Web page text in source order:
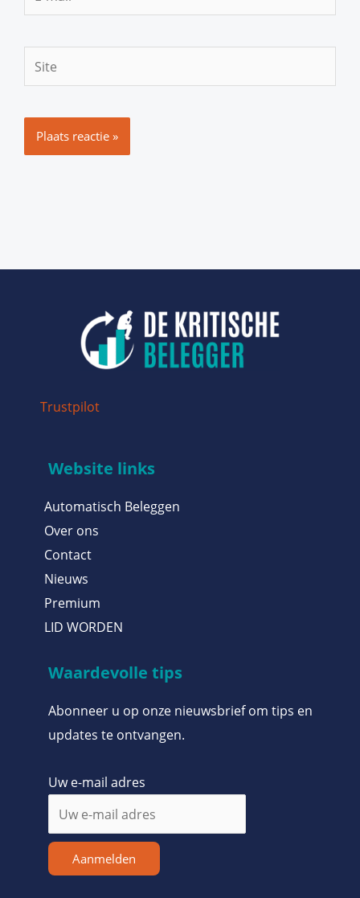
mail*
Site
Trustpilot
Website links
Automatisch Beleggen
Over ons
Contact
Nieuws
Premium
LID WORDEN
Waardevolle tips
Abonneer u op onze nieuwsbrief om tips en
updates te ontvangen.
Uw e-mail adres
Aanmelden